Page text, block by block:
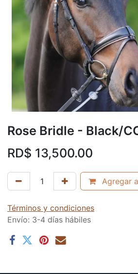
Rose Bridle - Black/
RD$ 13,500.00
Agregar
Términos y condiciones
Envío: 3-4 días hábiles